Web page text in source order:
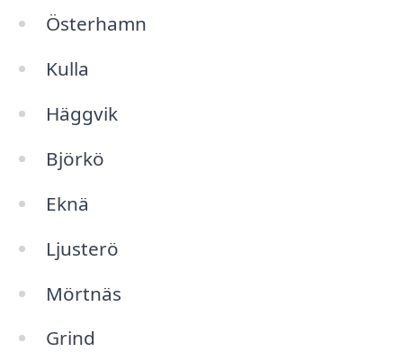
Österhamn
Kulla
Häggvik
Björkö
Eknä
Ljusterö
Mörtnäs
Grind